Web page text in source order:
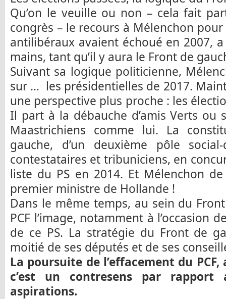
Qu’on le veuille ou non – cela fait
congrès – le recours à Mélenchon
antilibéraux avaient échoué en 2007,
mains, tant qu’il y aura le Front de
Suivant sa logique politicienne,
sur … les présidentielles de 2017.
une perspective plus proche : les
Il part à la débauche d’amis Verts ou
Maastrichiens comme lui. La
gauche, d’un deuxième pôle
contestataires et tribuniciens, en
liste du PS en 2014. Et Mélenchon
premier ministre de Hollande !
Dans le même temps, au sein du
PCF l’image, notamment à l’occasion
de ce PS. La stratégie du Front de
moitié de ses députés et de ses
La poursuite de l’effacement du
c’est un contresens par
aspirations.